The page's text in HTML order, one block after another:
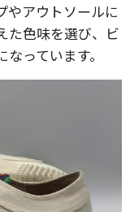
やアウトソールに
た色味を選び、ビ
っています。